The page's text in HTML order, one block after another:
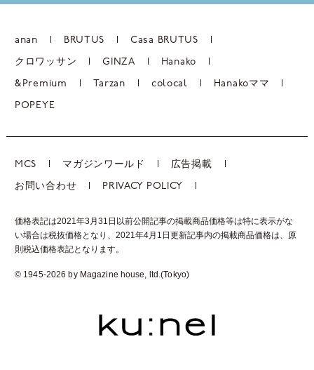
anan BRUTUS Casa BRUTUS
クロワッサン GINZA Hanako
&Premium Tarzan colocal Hanakoママ
POPEYE
MCS マガジンワールド 広告掲載
お問い合わせ PRIVACY POLICY
価格表記は2021年3月31日以前公開記事の掲載商品価格等は特に表示がな
い場合は税抜価格となり、2021年4月1日更新記事内の掲載商品価格は、 原
則税込価格表記となります。
© 1945-2026 by Magazine house, ltd.(Tokyo)